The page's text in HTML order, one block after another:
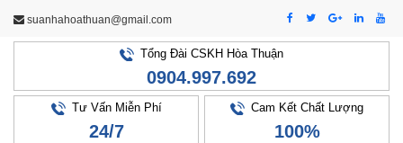
suanhahoathuan@gmail.com
Tổng Đài CSKH Hòa Thuận
0904.997.692
Tư Vấn Miễn Phí
24/7
Cam Kết Chất Lượng
100%